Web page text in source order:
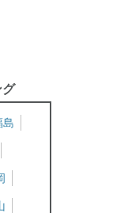
グ
島